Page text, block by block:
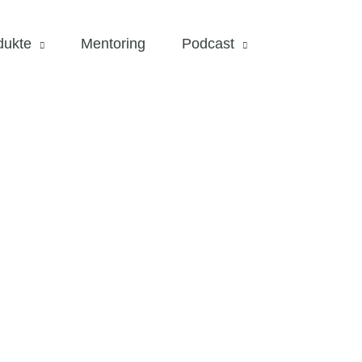
Mentoring Podcast